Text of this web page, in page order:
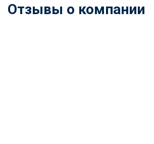
Отзывы о компании